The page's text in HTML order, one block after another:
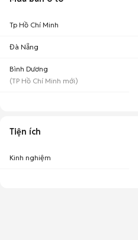
Tp Hồ Chí Minh
Đà Nẵng
Bình Dương
(TP Hồ Chí Minh mới)
Tiện ích
Kinh nghiệm